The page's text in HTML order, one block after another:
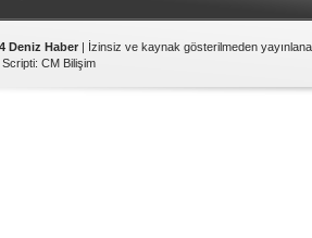
Deniz Haber | İzinsiz ve kaynak gösterilmeden
Scripti: CM Bilişim